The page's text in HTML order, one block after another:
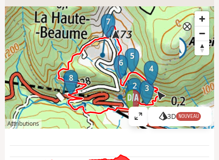
1
2 3
4
5
6
7
8
Attributions
A
ff
3D NOUVEAU